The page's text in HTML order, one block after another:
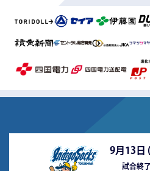
9月13日 (
試合終了